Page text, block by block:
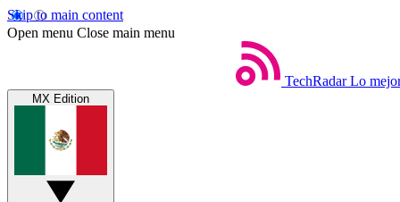
Skip to main content
Open menu Close main menu
TechRadar Lo
MX Edition